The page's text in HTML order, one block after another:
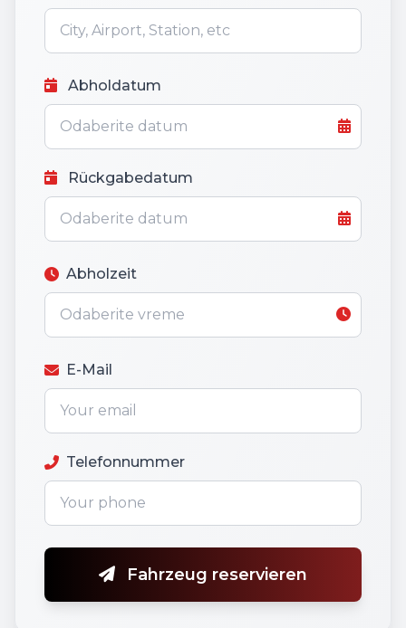
Abholdatum
Rückgabedatum
Abholzeit
E-Mail
Telefonnummer
Fahrzeug reservieren